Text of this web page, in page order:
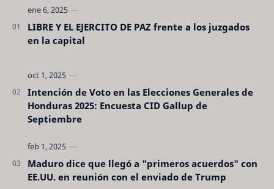
LIBRE Y EL EJERCITO DE PAZ frente a los juzgados
en la capital
Intención de Voto en las Elecciones Generales de
Honduras 2025: Encuesta CID Gallup de
Septiembre
Maduro dice que llegó a "primeros acuerdos" con
EE.UU. en reunión con el enviado de Trump